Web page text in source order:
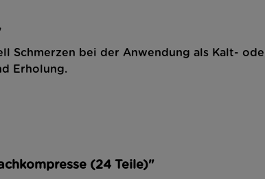
Schmerzen bei der Anwendung als Kalt-
Erholung.
(24 Teile)"